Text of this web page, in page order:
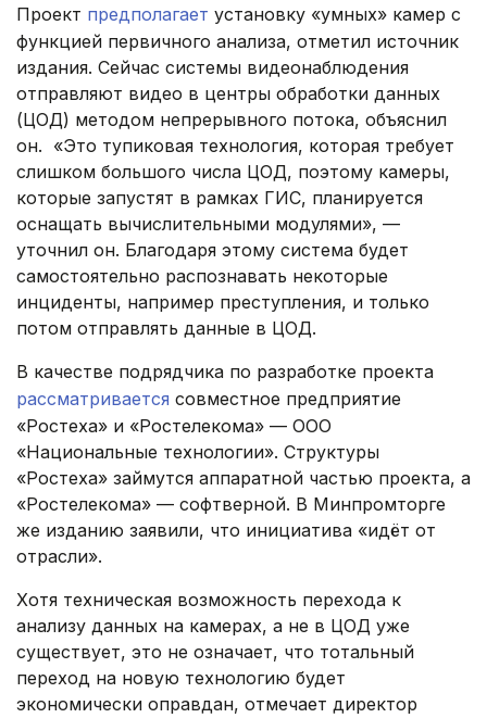
Проект предполагает установку «умных» камер с
функцией первичного анализа, отметил источник
издания. Сейчас системы видеонаблюдения
отправляют видео в центры обработки данных
(ЦОД) методом непрерывного потока, объяснил
он. «Это тупиковая технология, которая требует
слишком большого числа ЦОД, поэтому камеры,
которые запустят в рамках ГИС, планируется
оснащать вычислительными модулями», —
уточнил он. Благодаря этому система будет
самостоятельно распознавать некоторые
инциденты, например преступления, и только
потом отправлять данные в ЦОД.
В качестве подрядчика по разработке проекта
рассматривается совместное предприятие
«Ростеха» и «Ростелекома» — ООО
«Национальные технологии». Структуры
«Ростеха» займутся аппаратной частью проекта, а
«Ростелекома» — софтверной. В Минпромторге
же изданию заявили, что инициатива «идёт от
отрасли».
Хотя техническая возможность перехода к
анализу данных на камерах, а не в ЦОД уже
существует, это не означает, что тотальный
переход на новую технологию будет
экономически оправдан, отмечает директор